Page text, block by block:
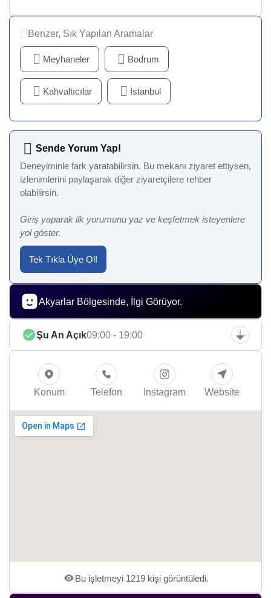
Benzer, Sık Yapılan Aramalar
Meyhaneler Bodrum
Kahvaltıcılar İstanbul
Sende Yorum Yap!
Deneyiminle fark yaratabilirsin. Bu mekanı ziyaret ettiysen,
izlenimlerini paylaşarak diğer ziyaretçilere rehber
olabilirsin.
Giriş yaparak ilk yorumunu yaz ve keşfetmek isteyenlere
yol göster.
Tek Tıkla Üye Ol!
Akyarlar Bölgesinde, İlgi Görüyor.
Şu An Açık09:00 - 19:00
Konum Telefon Instagram Website
Bu işletmeyi 1219 kişi görüntüledi.